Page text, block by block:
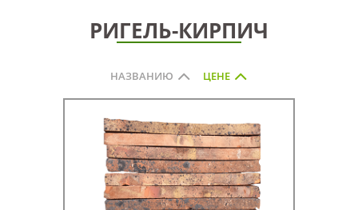
РИГЕЛЬ-КИРПИЧ
НАЗВАНИЮ ЦЕНЕ